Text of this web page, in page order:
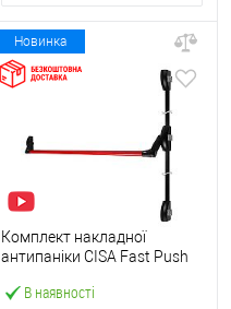
Новинка
В наявності
Комплект накладної
антипаніки CISA Fast Push
точковий вбік червона